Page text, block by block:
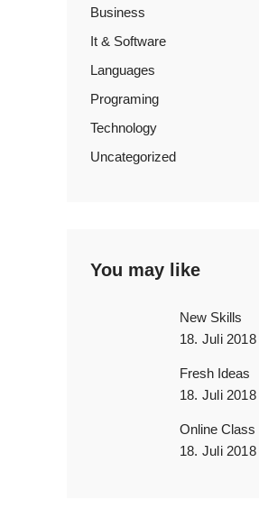
Business
It & Software
Languages
Programing
Technology
Uncategorized
You may like
New Skills
18. Juli 2018
Fresh Ideas
18. Juli 2018
Online Class
18. Juli 2018